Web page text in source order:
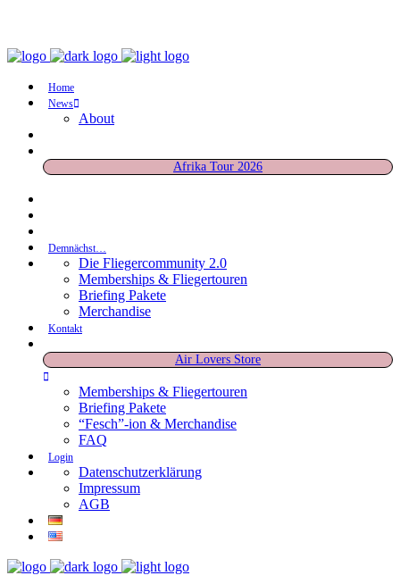
Home
News
About
Afrika Tour 2026
Demnächst…
Die Fliegercommunity 2.0
Memberships & Fliegertouren
Briefing Pakete
Merchandise
Kontakt
Air Lovers Store
Memberships & Fliegertouren
Briefing Pakete
“Fesch”-ion & Merchandise
FAQ
Login
Datenschutzerklärung
Impressum
AGB